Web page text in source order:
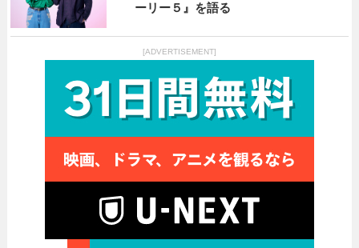
ーリー５』を語る
[ADVERTISEMENT]